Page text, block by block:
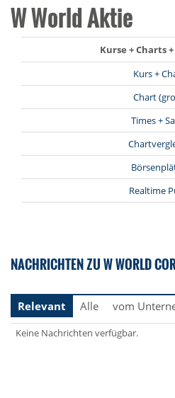
W World Aktie
Kurse + Charts
Kurs +
Chart
Times +
Realtime
NACHRICHTEN ZU W WORLD
Relevant
Alle vom
Keine Nachrichten verfügbar.